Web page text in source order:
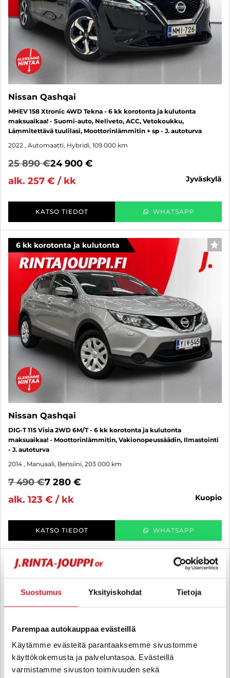
Suostumus Yksityiskohdat Tietoja
Parempaa autokauppaa evästeillä
Käytämme evästeitä parantaaksemme sivustomme
käyttökokemusta ja palveluntasoa. Evästeillä
varmistamme sivuston toimivuuden sekä
Nissan Qashqai
MHEV 158 Xtronic 4WD Tekna - 6 kk korotonta ja kulutonta
maksuaikaa! - Suomi-auto, Neliveto, ACC, Vetokoukku,
Lämmitettävä tuulilasi, Moottorinlämmitin + sp - J. autoturva
2022 , Automaatti, Hybridi, 109 000 km
25 890 €24 900 €
alk. 257 € / kk
jyväskylä
KATSO TIEDOT WHATSAPP
6 kk korotonta ja kulutonta
Nissan Qashqai
DIG-T 115 Visia 2WD 6M/T - 6 kk korotonta ja kulutonta
maksuaikaa! - Moottorinlämmitin, Vakionopeussäädin, Ilmastointi
- J. autoturva
2014 , Manuaali, Bensiini, 203 000 km
7 490 €7 280 €
alk. 123 € / kk
kuopio
KATSO TIEDOT WHATSAPP
6 kk korotonta ja kulutonta